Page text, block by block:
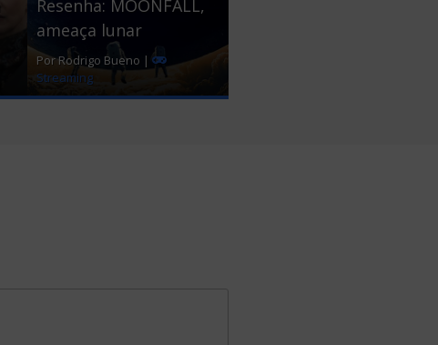
Resenha: MOONFALL,
ameaça lunar
Por Rodrigo Bueno |
Streaming